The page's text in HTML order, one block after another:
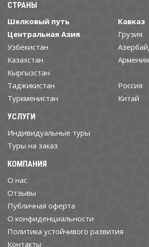
СТРАНЫ
Шелковый путь
Центральная Азия
Узбекистан
Казахстан
Кыргызстан
Таджикистан
Туркменистан
Кавказ
Грузия
Армения
Россия
Китай
УСЛУГИ
Индивидуальные туры
Туры на заказ
КОМПАНИЯ
О нас
Отзывы
Публичная оферта
О конфиденциальности
Политика устойчивого развития
Контакты